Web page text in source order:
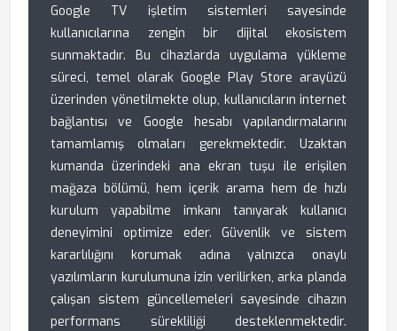
Google TV işletim sistemleri sayesinde
kullanıcılarına zengin bir dijital ekosistem
sunmaktadır. Bu cihazlarda uygulama yükleme
süreci, temel olarak Google Play Store arayüzü
üzerinden yönetilmekte olup, kullanıcıların internet
bağlantısı ve Google hesabı yapılandırmalarını
tamamlamış olmaları gerekmektedir. Uzaktan
kumanda üzerindeki ana ekran tuşu ile erişilen
mağaza bölümü, hem içerik arama hem de hızlı
kurulum yapabilme imkanı tanıyarak kullanıcı
deneyimini optimize eder. Güvenlik ve sistem
kararlılığını korumak adına yalnızca onaylı
yazılımların kurulumuna izin verilirken, arka planda
çalışan sistem güncellemeleri sayesinde cihazın
performans sürekliliği desteklenmektedir.